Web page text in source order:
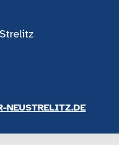
NEUSTRELITZ.DE